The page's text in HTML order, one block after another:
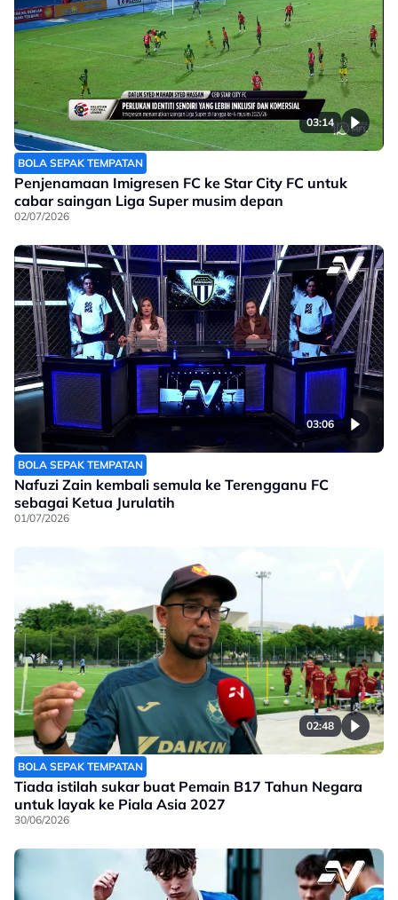
03:14
BOLA SEPAK TEMPATAN
Penjenamaan Imigresen FC ke Star City FC untuk
cabar saingan Liga Super musim depan
02/07/2026
03:06
BOLA SEPAK TEMPATAN
Nafuzi Zain kembali semula ke Terengganu FC
sebagai Ketua Jurulatih
01/07/2026
02:48
BOLA SEPAK TEMPATAN
Tiada istilah sukar buat Pemain B17 Tahun Negara
untuk layak ke Piala Asia 2027
30/06/2026